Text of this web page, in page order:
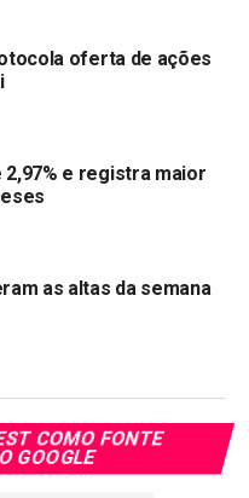
maiores baixas do
oferta de ações
2,97% e registra maior
as altas da semana
COMO FONTE
GOOGLE